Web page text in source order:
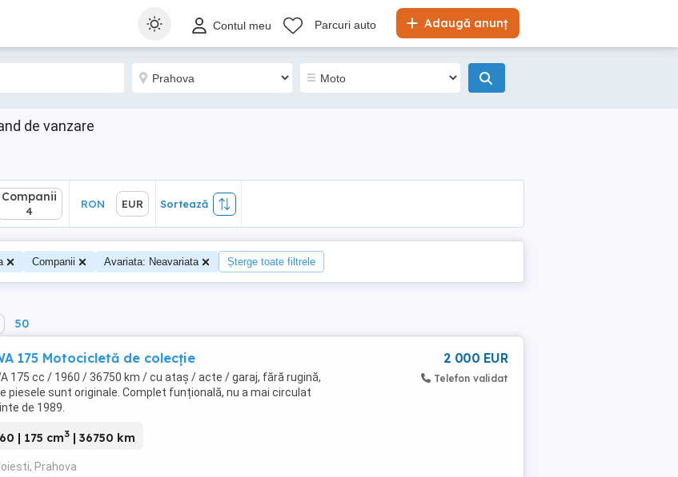
Adaugă anunț
Contul meu Parcuri auto
de vanzare
Sortează
Companii
4
RON EUR Sortează
Companii Avariata: Neavariata Șterge toate filtrele
50
175 Motocicletă de colecție
175 cc / 1960 / 36750 km / cu ataș / acte / garaj, fără rugină,
piesele sunt originale. Complet funțională, nu a mai circulat
de 1989.
| 175 cm3 | 36750 km
Prahova
2 000 EUR
Telefon validat